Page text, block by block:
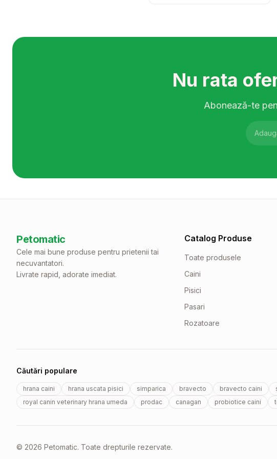
Nu rata
Abonează-te
Petomatic
Cele mai bune produse pentru prietenii tai
necuvantatori.
Livrate rapid, adorate imediat.
Catalog Produse
Toate produsele
Caini
Pisici
Pasari
Rozatoare
Căutări populare
hrana caini hrana uscata pisici simparica bravecto bravecto caini
royal canin veterinary hrana umeda
prodac canagan probiotice caini
© 2026 Petomatic. Toate drepturile rezervate.